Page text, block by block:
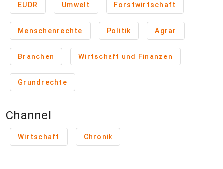
EUDR Umwelt Forstwirtschaft
Menschenrechte Politik Agrar
Branchen Wirtschaft und Finanzen
Grundrechte
Channel
Wirtschaft Chronik